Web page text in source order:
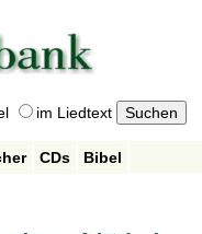
im Liedtext
CDs
Bibel